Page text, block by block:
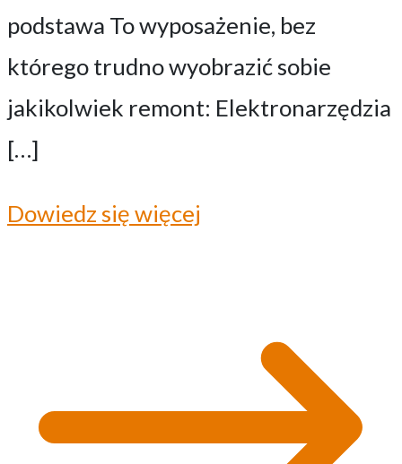
podstawa To wyposażenie, bez
którego trudno wyobrazić sobie
jakikolwiek remont: Elektronarzędzia
[…]
Dowiedz się więcej